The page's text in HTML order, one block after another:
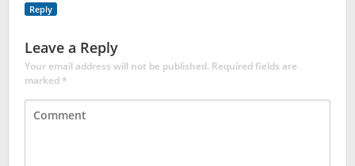
Reply
Leave a Reply
Your email address will not be published. Required fields are
marked*